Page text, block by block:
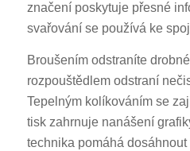
značení poskytuje přesné
svařování se používá ke
Broušením odstraníte
rozpouštědlem odstraní
Tepelným kolíkováním se
tisk zahrnuje nanášení
technika pomáhá